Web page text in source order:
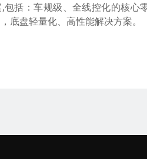
包括：车规级、全线控化的核心
底盘轻量化、高性能解决方案。